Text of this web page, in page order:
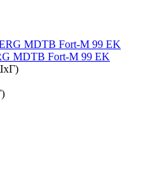
MDTB Fort-M 99 EK